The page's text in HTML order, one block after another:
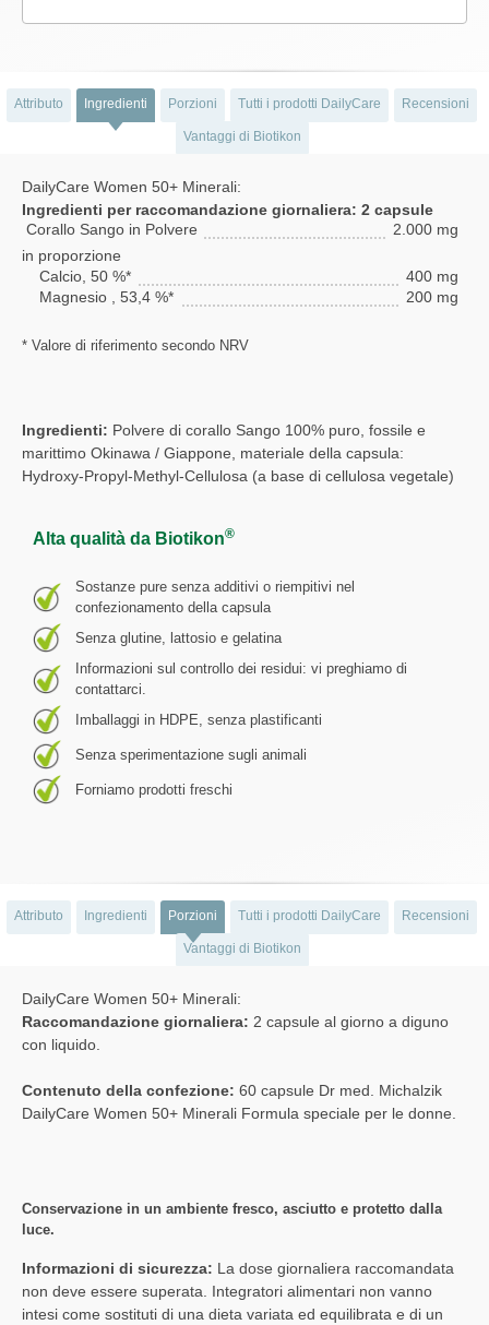
Attributo Ingredienti Porzioni Tutti i prodotti DailyCare Recensioni
Vantaggi di Biotikon
DailyCare Women 50+ Minerali:
Ingredienti per raccomandazione giornaliera: 2 capsule
Corallo Sango in Polvere
2.000 mg
in proporzione
Calcio, 50 %*
400 mg
Magnesio , 53,4 %*
200 mg
* Valore di riferimento secondo NRV
Ingredienti: Polvere di corallo Sango 100% puro, fossile e
marittimo Okinawa / Giappone, materiale della capsula:
Hydroxy-Propyl-Methyl-Cellulosa (a base di cellulosa vegetale)
Alta qualità da Biotikon®
Sostanze pure senza additivi o riempitivi nel
confezionamento della capsula
Senza glutine, lattosio e gelatina
Informazioni sul controllo dei residui: vi preghiamo di
contattarci.
Imballaggi in HDPE, senza plastificanti
Senza sperimentazione sugli animali
Forniamo prodotti freschi
Attributo Ingredienti Porzioni Tutti i prodotti DailyCare Recensioni
Vantaggi di Biotikon
DailyCare Women 50+ Minerali:
Raccomandazione giornaliera: 2 capsule al giorno a diguno
con liquido.
Contenuto della confezione: 60 capsule Dr med. Michalzik
DailyCare Women 50+ Minerali Formula speciale per le donne.
Conservazione in un ambiente fresco, asciutto e protetto dalla
luce.
Informazioni di sicurezza: La dose giornaliera raccomandata
non deve essere superata. Integratori alimentari non vanno
intesi come sostituti di una dieta variata ed equilibrata e di un